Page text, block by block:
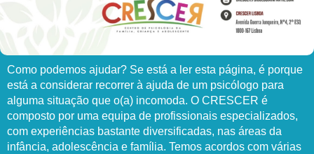
Como podemos ajudar? Se está a ler esta página, é porque
está a considerar recorrer à ajuda de um psicólogo para
alguma situação que o(a) incomoda. O CRESCER é
composto por uma equipa de profissionais especializados,
com experiências bastante diversificadas, nas áreas da
infância, adolescência e família. Temos acordos com várias